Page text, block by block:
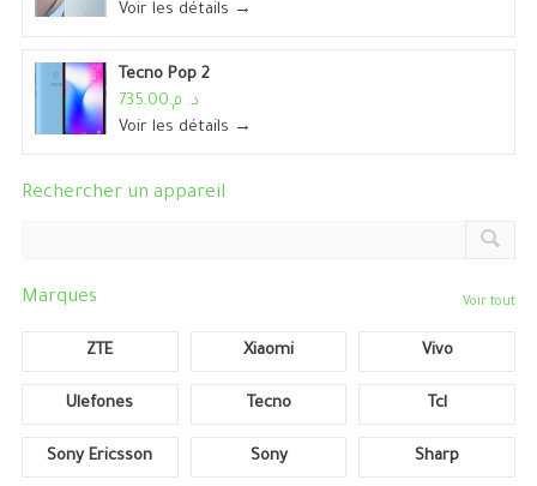
Voir les détails →
Tecno Pop 2
د. م.735.00
Voir les détails →
Rechercher un appareil
Marques Voir tout
ZTE Xiaomi Vivo
Ulefones Tecno Tcl
Sony Ericsson Sony Sharp